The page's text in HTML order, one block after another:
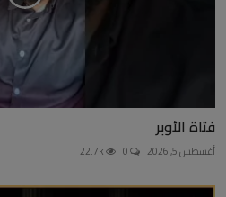
فتاة الأوبر
أغسطس 5, 2026